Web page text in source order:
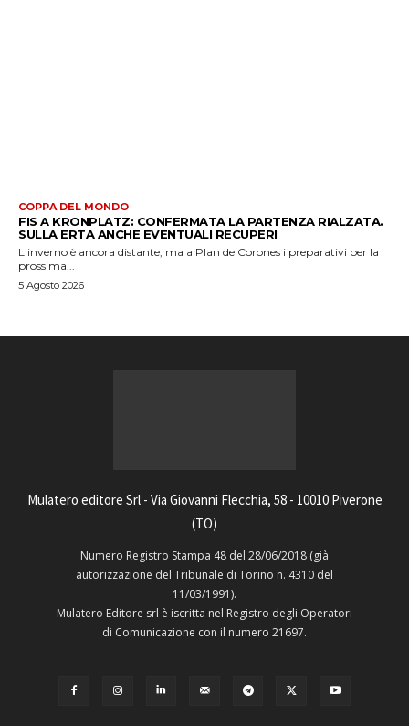
COPPA DEL MONDO
FIS A KRONPLATZ: CONFERMATA LA PARTENZA RIALZATA.
SULLA ERTA ANCHE EVENTUALI RECUPERI
L'inverno è ancora distante, ma a Plan de Corones i preparativi per la
prossima...
5 Agosto 2026
Mulatero editore Srl - Via Giovanni Flecchia, 58 - 10010 Piverone
(TO)
Numero Registro Stampa 48 del 28/06/2018 (già
autorizzazione del Tribunale di Torino n. 4310 del
11/03/1991).
Mulatero Editore srl è iscritta nel Registro degli Operatori
di Comunicazione con il numero 21697.